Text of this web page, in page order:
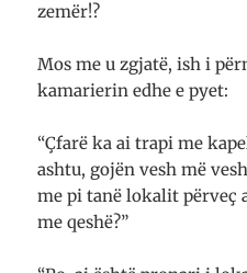
zemër!?
Mos me u zgjatë, ish i
kamarierin edhe e pyet:
“Çfarë ka ai trapi me
ashtu, gojën vesh më
me pi tanë lokalit përveç
me qeshë?”